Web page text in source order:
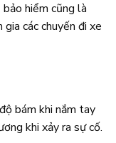
hiểm cũng là
các chuyến đi xe
bám khi nắm tay
khi xảy ra sự cố.